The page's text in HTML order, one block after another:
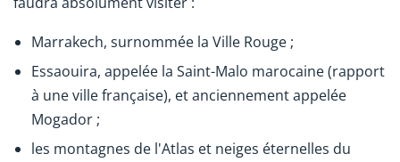
Marrakech, surnommée la Ville Rouge ;
Essaouira, appelée la Saint-Malo marocaine (rapport
à une ville française), et anciennement appelée
Mogador ;
les montagnes de l'Atlas et neiges éternelles du